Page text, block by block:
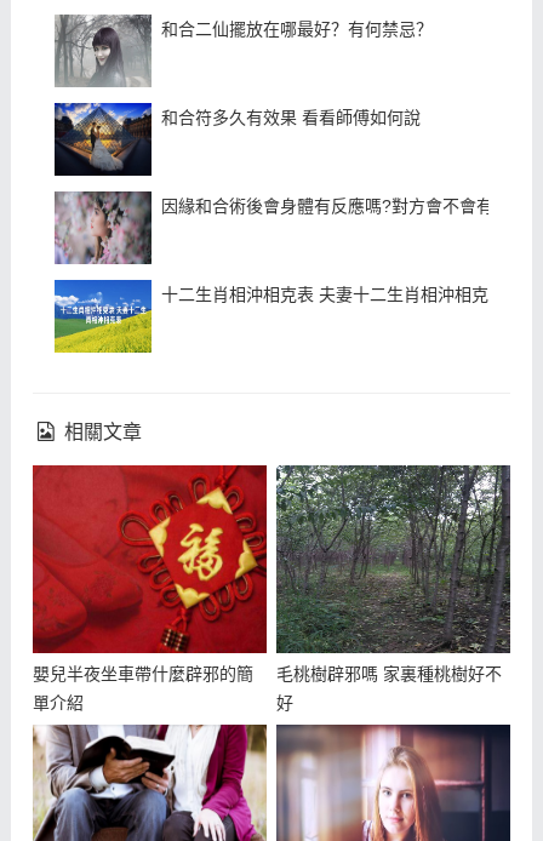
和合二仙擺放在哪最好？有何禁忌？
和合符多久有效果 看看師傅如何說
因緣和合術後會身體有反應嗎?對方會不會有感覺
十二生肖相沖相克表 夫妻十二生肖相沖相克表
相關文章
嬰兒半夜坐車帶什麼辟邪的簡
單介紹
毛桃樹辟邪嗎 家裏種桃樹好不
好